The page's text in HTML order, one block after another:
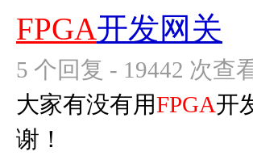
FPGA开发网关
5 个回复 - 19442 次查
大家有没有用FPGA开
谢！